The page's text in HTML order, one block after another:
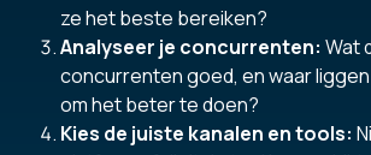
ze het beste bereiken?
Analyseer je concurrenten: Wat
concurrenten goed, en waar
om het beter te doen?
Kies de juiste kanalen en tools: